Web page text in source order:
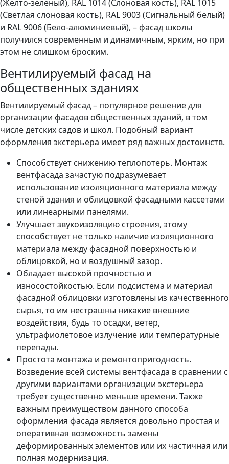
(Желто-зеленый), RAL 1014 (Слоновая кость), RAL 1015
(Светлая слоновая кость), RAL 9003 (Сигнальный белый)
и RAL 9006 (Бело-алюминиевый), – фасад школы
получился современным и динамичным, ярким, но при
этом не слишком броским.
Вентилируемый фасад на
общественных зданиях
Вентилируемый фасад – популярное решение для
организации фасадов общественных зданий, в том
числе детских садов и школ. Подобный вариант
оформления экстерьера имеет ряд важных достоинств.
Способствует снижению теплопотерь. Монтаж
вентфасада зачастую подразумевает
использование изоляционного материала между
стеной здания и облицовкой фасадными кассетами
или линеарными панелями.
Улучшает звукоизоляцию строения, этому
способствует не только наличие изоляционного
материала между фасадной поверхностью и
облицовкой, но и воздушный зазор.
Обладает высокой прочностью и
износостойкостью. Если подсистема и материал
фасадной облицовки изготовлены из качественного
сырья, то им нестрашны никакие внешние
воздействия, будь то осадки, ветер,
ультрафиолетовое излучение или температурные
перепады.
Простота монтажа и ремонтопригодность.
Возведение всей системы вентфасада в сравнении с
другими вариантами организации экстерьера
требует существенно меньше времени. Также
важным преимуществом данного способа
оформления фасада является довольно простая и
оперативная возможность замены
деформированных элементов или их частичная или
полная модернизация.